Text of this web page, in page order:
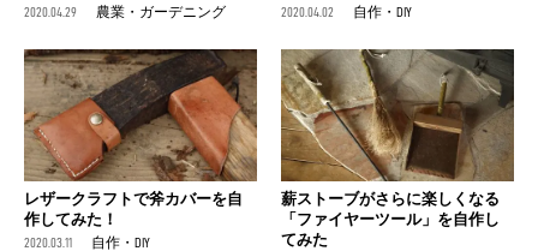
2020.04.29 農業・ガーデニング 2020.04.02 自作・DIY
レザークラフトで斧カバーを自
作してみた！
2020.03.11 自作・DIY
薪ストーブがさらに楽しくなる
「ファイヤーツール」を自作し
てみた